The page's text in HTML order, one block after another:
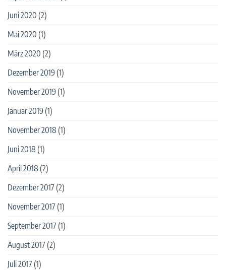
Juni 2020 (2)
Mai 2020 (1)
März 2020 (2)
Dezember 2019(1)
November 2019(1)
Januar 2019(1)
November 2018 (1)
Juni 2018 (1)
April 2018 (2)
Dezember 2017(2)
November 2017(1)
September 2017(1)
August 2017(2)
Juli 2017(1)